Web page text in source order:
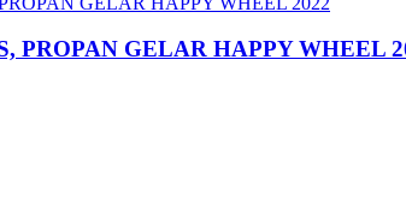
PROPAN GELAR HAPPY WHEEL